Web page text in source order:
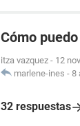
Cómo
itza vazquez - 12
marlene-ines - 8
32 respuestas